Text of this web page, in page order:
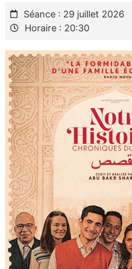
Séance : 29 juillet 2026
Horaire : 20:30